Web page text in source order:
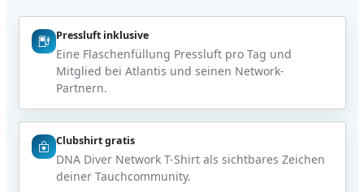
Pressluft inklusive
Eine Flaschenfüllung Pressluft pro Tag und
Mitglied bei Atlantis und seinen Network-
Partnern.
Clubshirt gratis
DNA Diver Network T-Shirt als sichtbares Zeichen
deiner Tauchcommunity.